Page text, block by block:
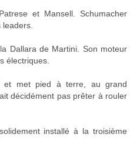
et Mansell. Schumacher
Dallara de Martini. Son moteur
électriques.
et met pied à terre, au grand
décidément pas prêter à rouler
installé à la troisième